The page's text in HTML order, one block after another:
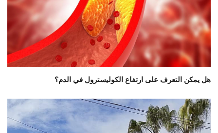
هل يمكن التعرف على ارتفاع الكوليسترول في الدم؟